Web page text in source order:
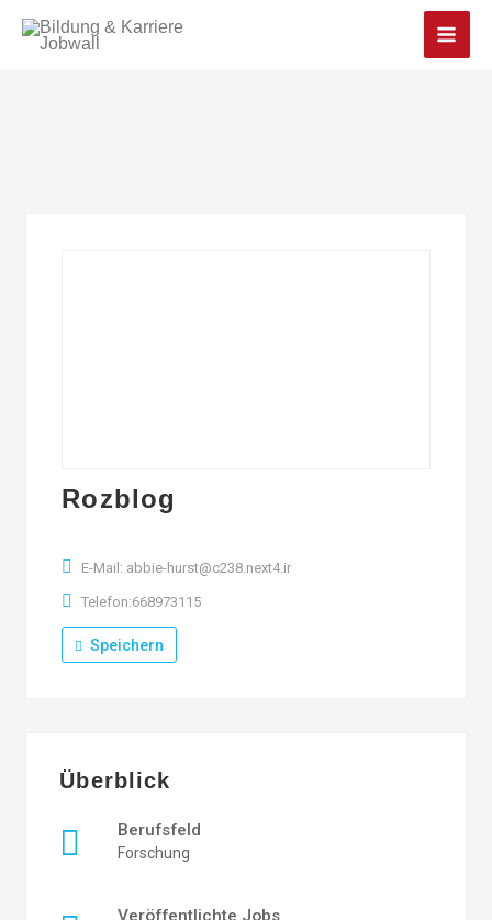
Main
Rozblog
E-Mail: abbie-hurst@c238.next4.ir
Telefon:668973115
Speichern
Überblick
Berufsfeld
Forschung
Veröffentlichte Jobs